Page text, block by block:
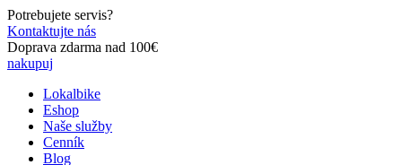
Preskočiť
na
obsah
Potrebujete servis?
Kontaktujte nás
Doprava zdarma nad 100€
nakupuj
Lokalbike
Eshop
Naše služby
Cenník
Blog